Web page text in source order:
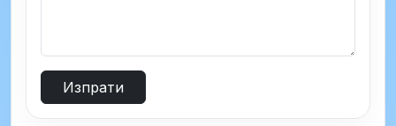
Изпрати